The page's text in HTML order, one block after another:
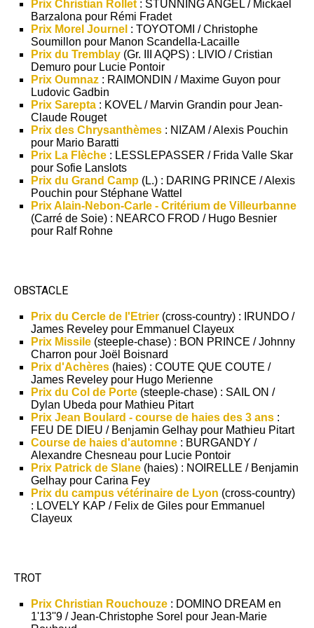
Prix Christian Rollet : STUNNING ANGEL / Mickael
Barzalona pour Rémi Fradet
Prix Morel Journel : TOYOTOMI / Christophe
Soumillon pour Manon Scandella-Lacaille
Prix du Tremblay (Gr. III AQPS) : LIVIO / Cristian
Demuro pour Lucie Pontoir
Prix Oumnaz : RAIMONDIN / Maxime Guyon pour
Ludovic Gadbin
Prix Sarepta : KOVEL / Marvin Grandin pour Jean-
Claude Rouget
Prix des Chrysanthèmes : NIZAM / Alexis Pouchin
pour Mario Baratti
Prix La Flèche : LESSLEPASSER / Frida Valle Skar
pour Sofie Lanslots
Prix du Grand Camp (L.) : DARING PRINCE / Alexis
Pouchin pour Stéphane Wattel
Prix Alain-Nebon-Carle - Critérium de Villeurbanne
(Carré de Soie) : NEARCO FROD / Hugo Besnier
pour Ralf Rohne
OBSTACLE
Prix du Cercle de l'Etrier (cross-country) : IRUNDO /
James Reveley pour Emmanuel Clayeux
Prix Missile (steeple-chase) : BON PRINCE / Johnny
Charron pour Joël Boisnard
Prix d'Achères (haies) : COUTE QUE COUTE /
James Reveley pour Hugo Merienne
Prix du Col de Porte (steeple-chase) : SAIL ON /
Dylan Ubeda pour Mathieu Pitart
Prix Jean Boulard - course de haies des 3 ans :
FEU DE DIEU / Benjamin Gelhay pour Mathieu Pitart
Course de haies d'automne : BURGANDY /
Alexandre Chesneau pour Lucie Pontoir
Prix Patrick de Slane (haies) : NOIRELLE / Benjamin
Gelhay pour Carina Fey
Prix du campus vétérinaire de Lyon (cross-country)
: LOVELY KAP / Felix de Giles pour Emmanuel
Clayeux
TROT
Prix Christian Rouchouze : DOMINO DREAM en
1'13''9 / Jean-Christophe Sorel pour Jean-Marie